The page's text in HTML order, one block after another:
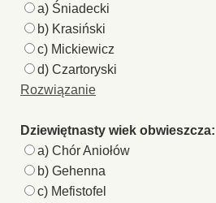
a) Śniadecki
b) Krasiński
c) Mickiewicz
d) Czartoryski
Rozwiązanie
Dziewiętnasty wiek obwieszcza:
a) Chór Aniołów
b) Gehenna
c) Mefistofel